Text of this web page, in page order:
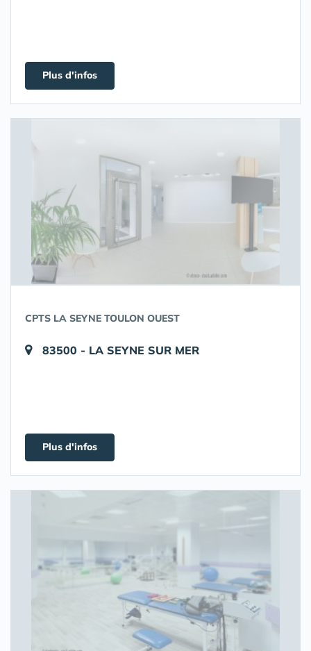
Plus d'infos
CPTS LA SEYNE TOULON OUEST
83500 - LA SEYNE SUR MER
Plus d'infos